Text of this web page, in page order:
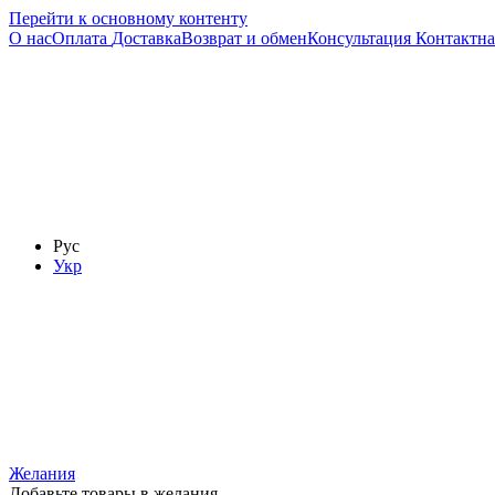
Перейти к основному контенту
О насОплата ДоставкаВозврат и обменКонсультация
Рус
Укр
Желания